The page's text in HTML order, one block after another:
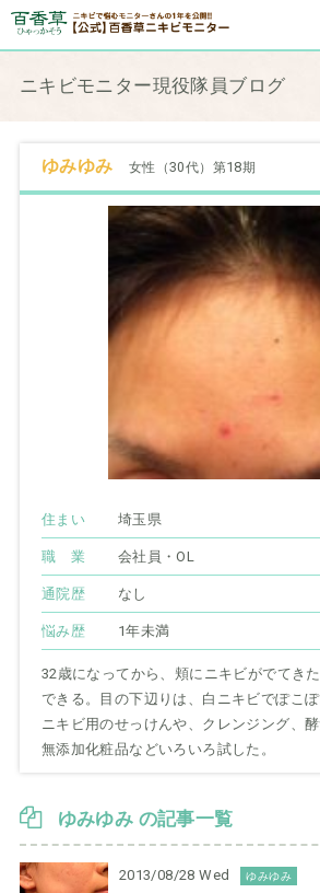
ニキビモニター現役隊員ブログ
ゆみゆみ 女性（30代）第18期
住まい 埼玉県
職 業 会社員・OL
通院歴 なし
悩み歴 1年未満
32歳になってから、頬にニキビがでてき
できる。目の下辺りは、白ニキビでぽこぽ
ニキビ用のせっけんや、クレンジング、酵
無添加化粧品などいろいろ試した。
ゆみゆみ の記事一覧
2013/08/28 Wed ゆみゆみ